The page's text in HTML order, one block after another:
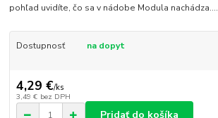
pohľad uvidíte, čo sa v nádobe Modula nachádza....
Dostupnosť na dopyt
4,29 €/ks
3,49 € bez DPH
Pridať do košíka